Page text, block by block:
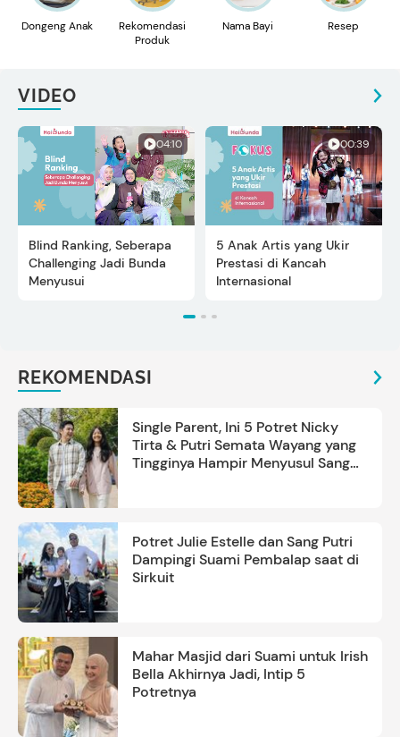
Dongeng Anak
Rekomendasi
Produk
Nama Bayi Resep
VIDEO
04:10
Blind Ranking, Seberapa
Challenging Jadi Bunda
Menyusui
00:39
5 Anak Artis yang Ukir
Prestasi di Kancah
Internasional
REKOMENDASI
Single Parent, Ini 5 Potret Nicky
Tirta & Putri Semata Wayang yang
Tingginya Hampir Menyusul Sang
Potret Julie Estelle dan Sang Putri
Dampingi Suami Pembalap saat di
Sirkuit
Mahar Masjid dari Suami untuk Irish
Bella Akhirnya Jadi, Intip 5
Potretnya